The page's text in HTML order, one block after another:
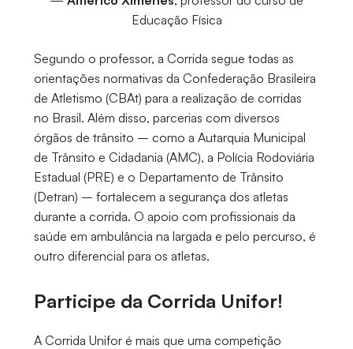
Educação Física
Segundo o professor, a Corrida segue todas as
orientações normativas da Confederação Brasileira
de Atletismo (CBAt) para a realização de corridas
no Brasil. Além disso, parcerias com diversos
órgãos de trânsito – como a Autarquia Municipal
de Trânsito e Cidadania (AMC), a Polícia Rodoviária
Estadual (PRE) e o Departamento de Trânsito
(Detran) – fortalecem a segurança dos atletas
durante a corrida. O apoio com profissionais da
saúde em ambulância na largada e pelo percurso, é
outro diferencial para os atletas.
Participe da Corrida Unifor!
A Corrida Unifor é mais que uma competição